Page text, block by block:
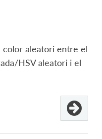
color aleatori entre el
HSV aleatori i el